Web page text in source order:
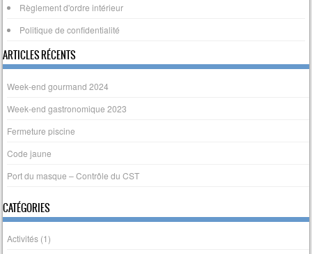
Règlement d'ordre intérieur
Politique de confidentialité
ARTICLES RÉCENTS
Week-end gourmand 2024
Week-end gastronomique 2023
Fermeture piscine
Code jaune
Port du masque – Contrôle du CST
CATÉGORIES
Activités (1)